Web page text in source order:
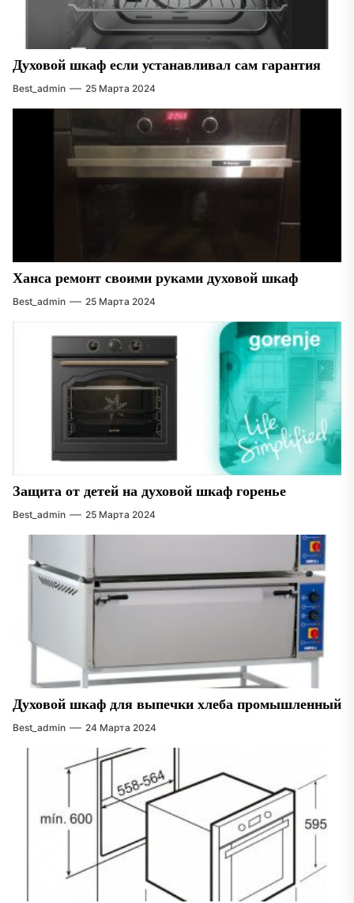
Духовой шкаф если устанавливал сам гарантия
Best_admin 25 Марта 2024
Ханса ремонт своими руками духовой шкаф
Best_admin 25 Марта 2024
Защита от детей на духовой шкаф горенье
Best_admin 25 Марта 2024
Духовой шкаф для выпечки хлеба промышленный
Best_admin 24 Марта 2024